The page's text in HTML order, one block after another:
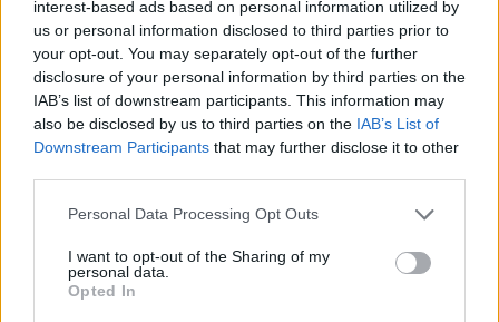
interest-based ads based on personal information utilized by
us or personal information disclosed to third parties prior to
your opt-out. You may separately opt-out of the further
disclosure of your personal information by third parties on the
IAB’s list of downstream participants. This information may
also be disclosed by us to third parties on the IAB’s List of
Downstream Participants that may further disclose it to other
Personal Data Processing Opt Outs
I want to opt-out of the Sharing of my
personal data.
Opted In
SANITÀ
La Commissione Sanità dice sì alla
presenza dei «sindaci ai tavoli
programmatici delle Asst»